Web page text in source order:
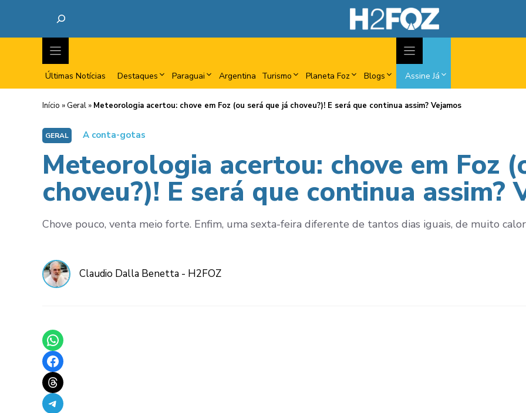
Últimas Notícias Destaques Paraguai Argentina Turismo Planeta Foz Blogs Assine Já
Início » Geral » Meteorologia acertou: chove em Foz (ou será que já choveu?)! E será que continua assim? Vejamos
GERAL A conta-gotas
Meteorologia acertou: chove em Foz
choveu?)! E será que continua assim?
Chove pouco, venta meio forte. Enfim, uma sexta-feira diferente de tantos dias iguais, de muito
Claudio Dalla Benetta - H2FOZ
Share on WhatsApp
Share on Facebook
Share on Threads
Share on Telegram